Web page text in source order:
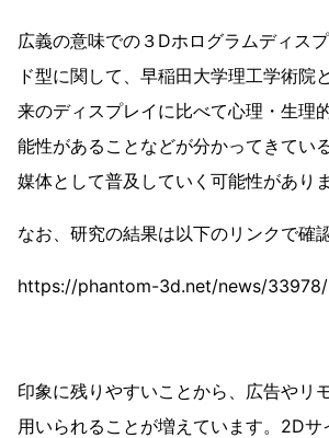
広義の意味での３Dホログラムディス
ド型に関して、早稲田大学理工学術院
来のディスプレイに比べて心理・生理
能性があることなどが分かってきてい
媒体として普及していく可能性がありま
なお、研究の結果は以下のリンクで確
https://phantom-3d.net/news/33978/
印象に残りやすいことから、広告やリ
用いられることが増えています。2Dサ